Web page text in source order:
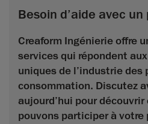
Besoin d’aide avec
Creaform Ingénierie offre
services qui répondent
uniques de l’industrie des
consommation. Discutez
aujourd’hui pour
pouvons participer à votre